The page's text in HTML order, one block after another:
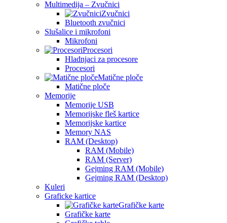
Multimedija – Zvučnici
Zvučnici
Bluetooth zvučnici
Slušalice i mikrofoni
Mikrofoni
Procesori
Hladnjaci za procesore
Procesori
Matične ploče
Matične ploče
Memorije
Memorije USB
Memorijske fleš kartice
Memorijske kartice
Memory NAS
RAM (Desktop)
RAM (Mobile)
RAM (Server)
Gejming RAM (Mobile)
Gejming RAM (Desktop)
Kuleri
Graficke kartice
Grafičke karte
Grafičke karte